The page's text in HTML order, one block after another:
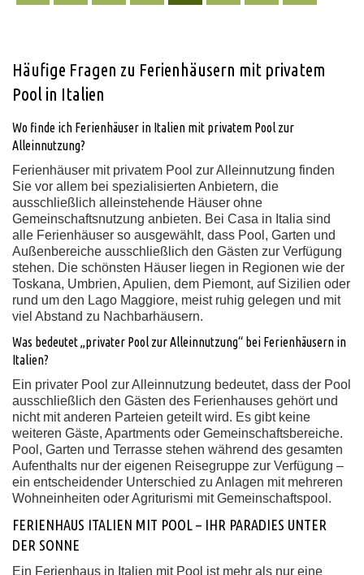
Häufige Fragen zu Ferienhäusern mit privatem
Pool in Italien
Wo finde ich Ferienhäuser in Italien mit privatem Pool zur
Alleinnutzung?
Ferienhäuser mit privatem Pool zur Alleinnutzung finden
Sie vor allem bei spezialisierten Anbietern, die
ausschließlich alleinstehende Häuser ohne
Gemeinschaftsnutzung anbieten. Bei Casa in Italia sind
alle Ferienhäuser so ausgewählt, dass Pool, Garten und
Außenbereiche ausschließlich den Gästen zur Verfügung
stehen. Die schönsten Häuser liegen in Regionen wie der
Toskana, Umbrien, Apulien, dem Piemont, auf Sizilien oder
rund um den Lago Maggiore, meist ruhig gelegen und mit
viel Abstand zu Nachbarhäusern.
Was bedeutet „privater Pool zur Alleinnutzung“ bei Ferienhäusern in
Italien?
Ein privater Pool zur Alleinnutzung bedeutet, dass der Pool
ausschließlich den Gästen des Ferienhauses gehört und
nicht mit anderen Parteien geteilt wird. Es gibt keine
weiteren Gäste, Apartments oder Gemeinschaftsbereiche.
Pool, Garten und Terrasse stehen während des gesamten
Aufenthalts nur der eigenen Reisegruppe zur Verfügung –
ein entscheidender Unterschied zu Anlagen mit mehreren
Wohneinheiten oder Agriturismi mit Gemeinschaftspool.
FERIENHAUS ITALIEN MIT POOL – IHR PARADIES UNTER
DER SONNE
Ein Ferienhaus in Italien mit Pool ist mehr als nur eine